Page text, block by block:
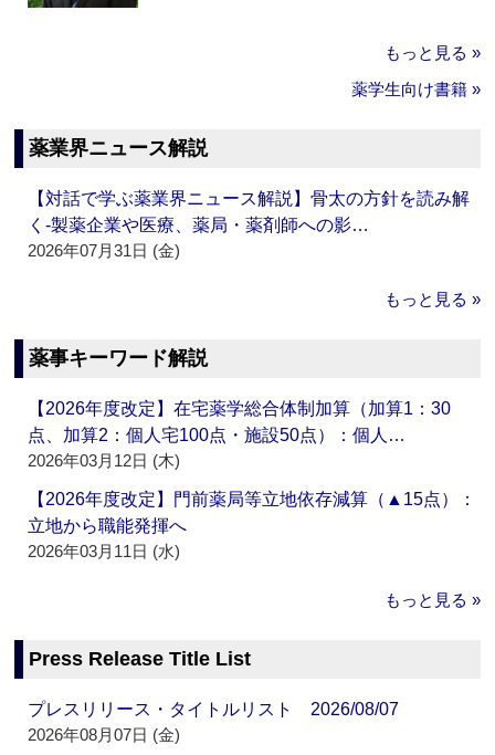
もっと見る »
薬学生向け書籍 »
薬業界ニュース解説
【対話で学ぶ薬業界ニュース解説】骨太の方針を読み解
く‐製薬企業や医療、薬局・薬剤師への影…
2026年07月31日 (金)
もっと見る »
薬事キーワード解説
【2026年度改定】在宅薬学総合体制加算（加算1：30
点、加算2：個人宅100点・施設50点）：個人…
2026年03月12日 (木)
【2026年度改定】門前薬局等立地依存減算（▲15点）：
立地から職能発揮へ
2026年03月11日 (水)
もっと見る »
Press Release Title List
プレスリリース・タイトルリスト 2026/08/07
2026年08月07日 (金)